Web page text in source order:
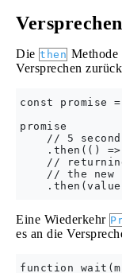
Die then Methode
Versprechen
const promise
promise
// 5
.then(() =>
//
// the new
Eine Wiederkehr
es an die
function